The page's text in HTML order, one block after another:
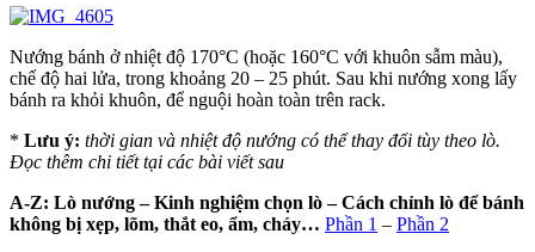
Nướng bánh ở nhiệt độ 170°C (hoặc 160°C với khuôn sẫm màu),
chế độ hai lửa, trong khoảng 20 – 25 phút. Sau khi nướng xong lấy
bánh ra khỏi khuôn, để nguội hoàn toàn trên rack.
* Lưu ý: thời gian và nhiệt độ nướng có thể thay đổi tùy theo lò.
Đọc thêm chi tiết tại các bài viết sau
A-Z: Lò nướng – Kinh nghiệm chọn lò – Cách chỉnh lò để bánh
không bị xẹp, lõm, thắt eo, ẩm, cháy… Phần 1 – Phần 2